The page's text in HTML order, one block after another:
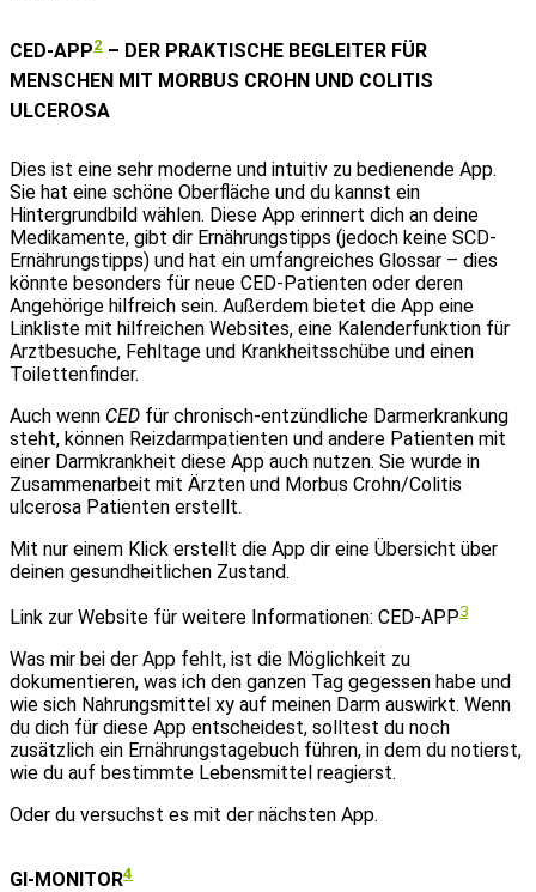
CED-APP2 – DER PRAKTISCHE BEGLEITER FÜR
MENSCHEN MIT MORBUS CROHN UND COLITIS
ULCEROSA
Dies ist eine sehr moderne und intuitiv zu bedienende App.
Sie hat eine schöne Oberfläche und du kannst ein
Hintergrundbild wählen. Diese App erinnert dich an deine
Medikamente, gibt dir Ernährungstipps (jedoch keine SCD-
Ernährungstipps) und hat ein umfangreiches Glossar – dies
könnte besonders für neue CED-Patienten oder deren
Angehörige hilfreich sein. Außerdem bietet die App eine
Linkliste mit hilfreichen Websites, eine Kalenderfunktion für
Arztbesuche, Fehltage und Krankheitsschübe und einen
Toilettenfinder.
Auch wenn CED für chronisch-entzündliche Darmerkrankung
steht, können Reizdarmpatienten und andere Patienten mit
einer Darmkrankheit diese App auch nutzen. Sie wurde in
Zusammenarbeit mit Ärzten und Morbus Crohn/Colitis
ulcerosa Patienten erstellt.
Mit nur einem Klick erstellt die App dir eine Übersicht über
deinen gesundheitlichen Zustand.
Link zur Website für weitere Informationen: CED-APP3
Was mir bei der App fehlt, ist die Möglichkeit zu
dokumentieren, was ich den ganzen Tag gegessen habe und
wie sich Nahrungsmittel xy auf meinen Darm auswirkt. Wenn
du dich für diese App entscheidest, solltest du noch
zusätzlich ein Ernährungstagebuch führen, in dem du notierst,
wie du auf bestimmte Lebensmittel reagierst.
Oder du versuchst es mit der nächsten App.
GI-MONITOR4